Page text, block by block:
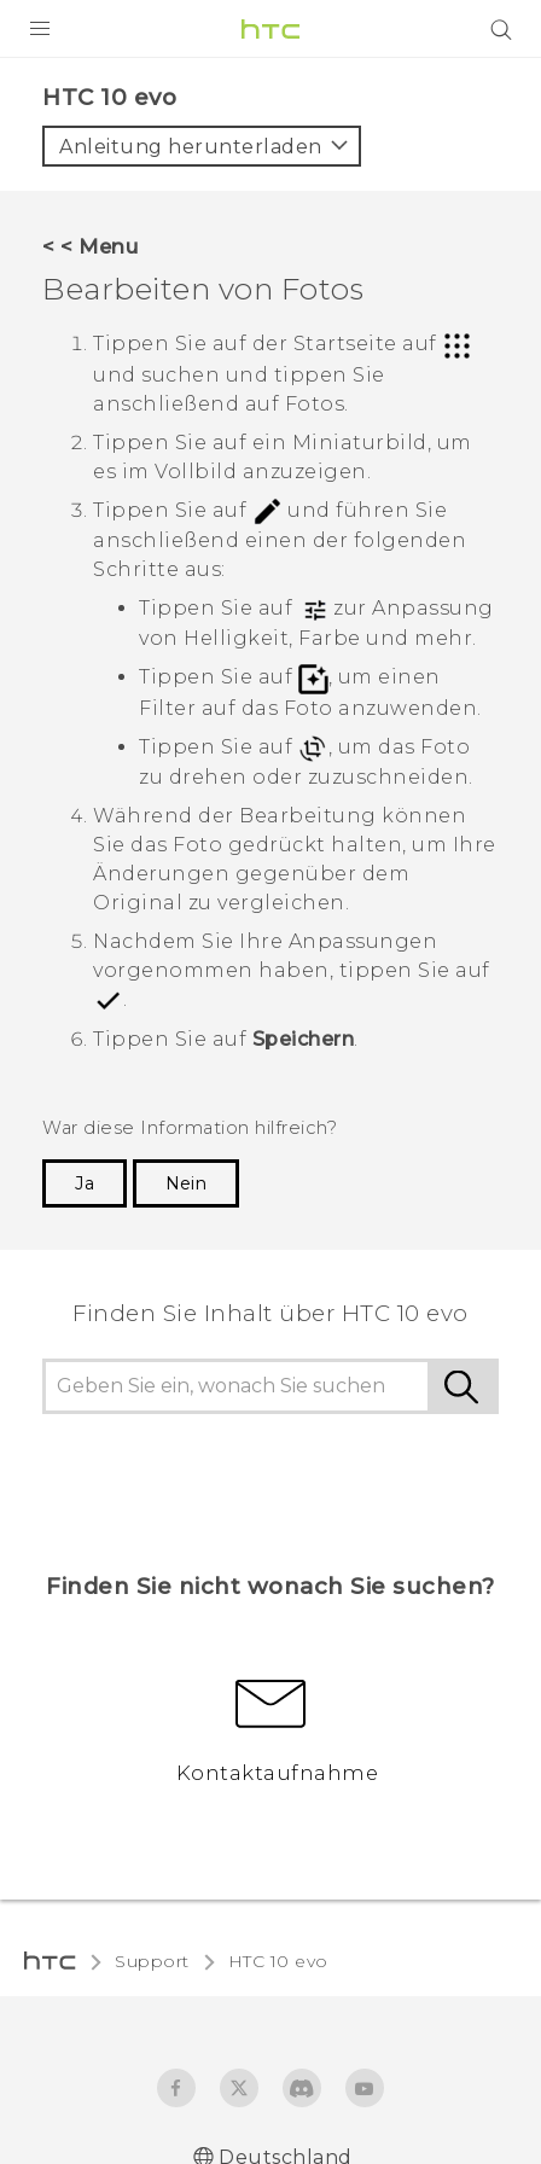
VIVE
UNTERSTÜTZUNG
HTC-Geräte und Zubehör
Anmelden
HTC 10 evo‎
Anleitung herunterladen
< < Menu
Bearbeiten von Fotos
Tippen Sie auf der Startseite auf
und suchen und tippen Sie
anschließend auf Fotos
Tippen Sie auf ein Miniaturbild, um
es im Vollbild anzuzeigen.
Tippen Sie auf
und führen Sie
anschließend einen der folgenden
Schritte aus:
Tippen Sie auf
zur Anpassung
von Helligkeit, Farbe und mehr.
Tippen Sie auf
, um einen
Filter auf das Foto anzuwenden.
Tippen Sie auf
, um das Foto
zu drehen oder zuzuschneiden.
Während der Bearbeitung können
Sie das Foto gedrückt halten, um Ihre
Änderungen gegenüber dem
Original zu vergleichen.
Nachdem Sie Ihre Anpassungen
vorgenommen haben, tippen Sie auf
.
Tippen Sie auf Speichern.
War diese Information hilfreich?
Ja
Nein
Finden Sie Inhalt über‎ HTC 10 evo
Finden Sie nicht wonach Sie suchen?
Kontaktaufnahme
Support HTC 10 evo‎
Deutschland